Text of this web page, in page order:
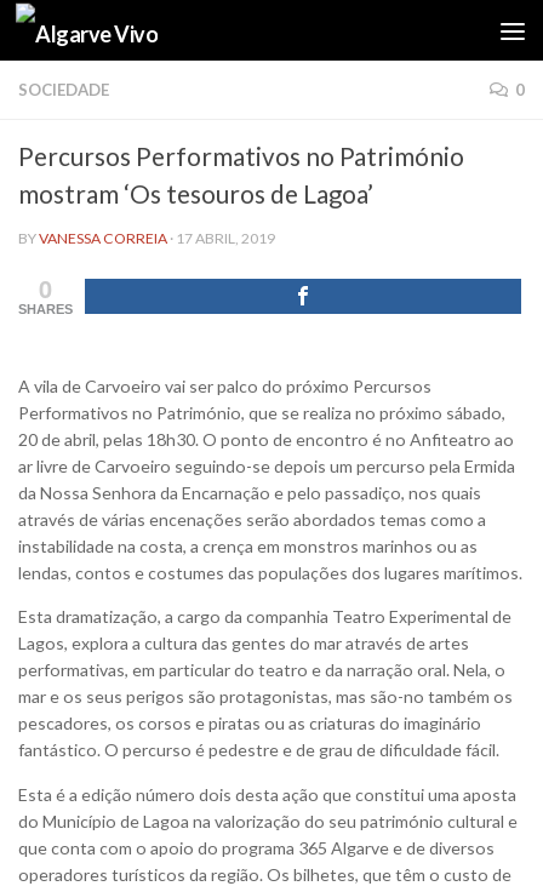
Skip to content
SOCIEDADE 0
Percursos Performativos no Património
mostram ‘Os tesouros de Lagoa’
BYVANESSA CORREIA · 17 ABRIL, 2019
0
SHARES
A vila de Carvoeiro vai ser palco do próximo Percursos
Performativos no Património, que se realiza no próximo sábado,
20 de abril, pelas 18h30. O ponto de encontro é no Anfiteatro ao
ar livre de Carvoeiro seguindo-se depois um percurso pela Ermida
da Nossa Senhora da Encarnação e pelo passadiço, nos quais
através de várias encenações serão abordados temas como a
instabilidade na costa, a crença em monstros marinhos ou as
lendas, contos e costumes das populações dos lugares marítimos.
Esta dramatização, a cargo da companhia Teatro Experimental de
Lagos, explora a cultura das gentes do mar através de artes
performativas, em particular do teatro e da narração oral. Nela, o
mar e os seus perigos são protagonistas, mas são-no também os
pescadores, os corsos e piratas ou as criaturas do imaginário
fantástico. O percurso é pedestre e de grau de dificuldade fácil.
Esta é a edição número dois desta ação que constitui uma aposta
do Município de Lagoa na valorização do seu património cultural e
que conta com o apoio do programa 365 Algarve e de diversos
operadores turísticos da região. Os bilhetes, que têm o custo de